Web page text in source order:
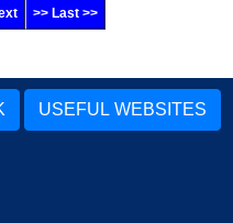
>> Last >>
USEFUL WEBSITES